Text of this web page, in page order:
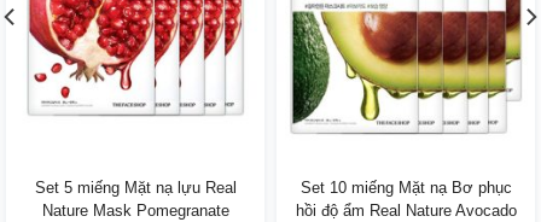
Set 5 miếng Mặt nạ lựu Real
Nature Mask Pomegranate
Set 10 miếng Mặt nạ Bơ phục
hồi độ ẩm Real Nature Avocado